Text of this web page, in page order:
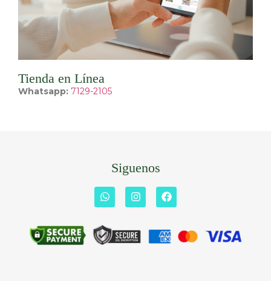
Tienda en Línea
Whatsapp: 7129-2105
Siguenos